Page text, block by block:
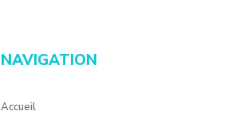
NAVIGATION
Accueil